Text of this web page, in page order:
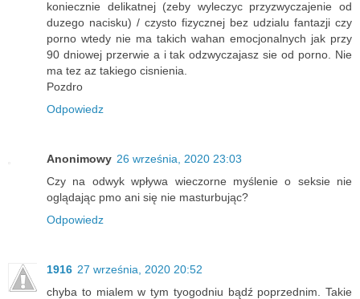
koniecznie delikatnej (zeby wyleczyc przyzwyczajenie od
duzego nacisku) / czysto fizycznej bez udzialu fantazji czy
porno wtedy nie ma takich wahan emocjonalnych jak przy
90 dniowej przerwie a i tak odzwyczajasz sie od porno. Nie
ma tez az takiego cisnienia.
Pozdro
Odpowiedz
Anonimowy 26 września, 2020 23:03
Czy na odwyk wpływa wieczorne myślenie o seksie nie
oglądając pmo ani się nie masturbując?
Odpowiedz
1916 27 września, 2020 20:52
chyba to mialem w tym tyogodniu bądź poprzednim. Takie